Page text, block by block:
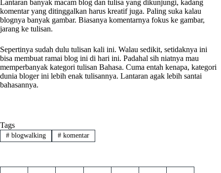
Lantaran banyak macam blog dan tulisa yang dikunjungi, kadang
komentar yang ditinggalkan harus kreatif juga. Paling suka kalau
blognya banyak gambar. Biasanya komentarnya fokus ke gambar,
jarang ke tulisan.
Sepertinya sudah dulu tulisan kali ini. Walau sedikit, setidaknya ini
bisa membuat ramai blog ini di hari ini. Padahal sih niatnya mau
memperbanyak kategori tulisan Bahasa. Cuma entah kenapa, kategori
dunia bloger ini lebih enak tulisannya. Lantaran agak lebih santai
bahasannya.
Tags
#blogwalking #komentar